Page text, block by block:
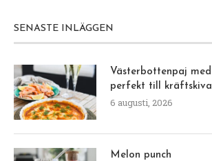
SENASTE INLÄGGEN
Västerbottenpaj
perfekt till
6 augusti, 2026
Melon punch